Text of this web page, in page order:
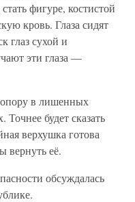
фигуре, костистой
кровь. Глаза сидят
глаз сухой и
эти глаза —
в лишенных
будет сказать
верхушка готова
вернуть её.
обсуждалась